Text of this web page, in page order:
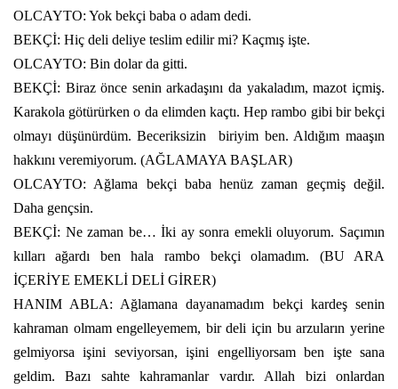
OLCAYTO: Yok bekçi baba o adam dedi.
BEKÇİ: Hiç deli deliye teslim edilir mi? Kaçmış işte.
OLCAYTO: Bin dolar da gitti.
BEKÇİ: Biraz önce senin arkadaşını da yakaladım, mazot içmiş.
Karakola götürürken o da elimden kaçtı. Hep rambo gibi bir bekçi
olmayı düşünürdüm. Beceriksizin
biriyim ben. Aldığım maaşın
hakkını veremiyorum. (AĞLAMAYA BAŞLAR)
OLCAYTO: Ağlama bekçi baba henüz zaman geçmiş değil.
Daha gençsin.
BEKÇİ: Ne zaman be… İki ay sonra emekli oluyorum. Saçımın
kılları ağardı ben hala rambo bekçi olamadım. (BU ARA
İÇERİYE EMEKLİ DELİ GİRER)
HANIM ABLA: Ağlamana dayanamadım bekçi kardeş senin
kahraman olmam engelleyemem, bir deli için bu arzuların yerine
gelmiyorsa işini seviyorsan, işini engelliyorsam ben işte sana
geldim. Bazı sahte kahramanlar vardır. Allah bizi onlardan